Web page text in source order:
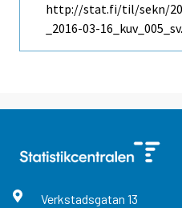
http://stat.fi/til/sekn/
_2016-03-
Verkstadsgatan 13